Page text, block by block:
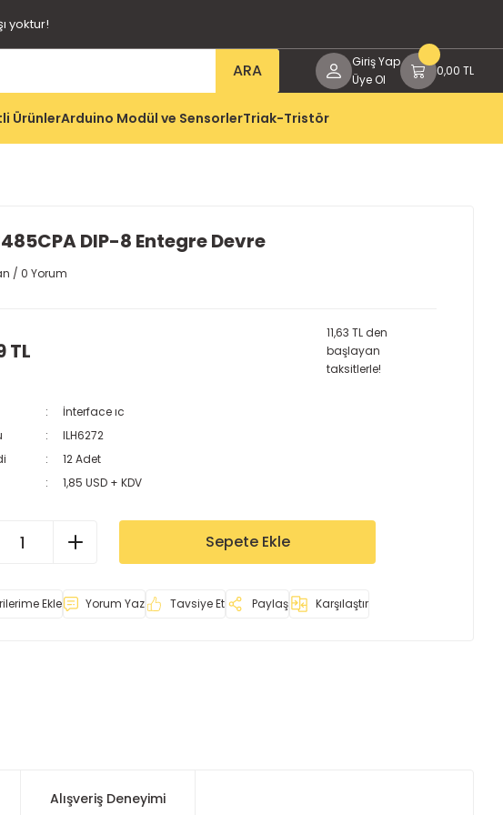
yoktur!
ARA
Giriş Yap
Üye Ol
0,00 TL
ÜrünlerArduino Modül ve SensorlerTriak-Tristör
DIP-8 Entegre Devre
/ 0 Yorum
TL
11,63 TL den
başlayan
taksitlerle!
İnterface ıc
ILH6272
12 Adet
1,85 USD + KDV
Sepete Ekle
Yorum Yaz Tavsiye Et Paylaş Karşılaştır
Alışveriş Deneyimi